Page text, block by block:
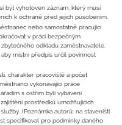
být vyhotoven záznam, který musí
k ochraně před jejich působením.
nebo samostatně pracující
v práci bezpečným
odkladu zaměstnavatele.
místní předpis určil povinnost
charakter pracoviště a počet
vykonávající práce
s ostřím byli vybaveni
prostředků umožňujících
(Poznámka autorů: na staveništi
specifikoval pro podmínky daného